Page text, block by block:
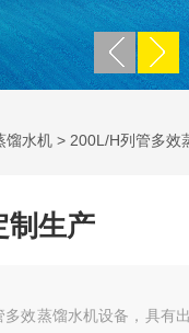
馏水机 > 200L/H列管多效
制生产
效蒸馏水机设备，具有